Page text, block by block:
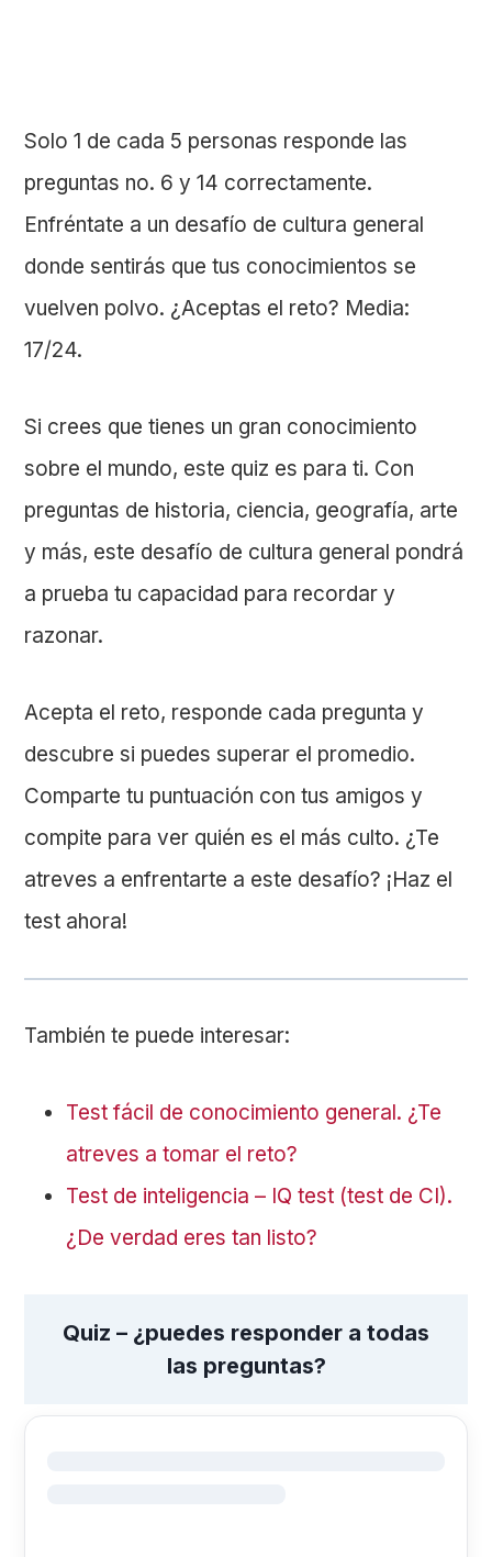
Solo 1 de cada 5 personas responde las
preguntas no. 6 y 14 correctamente.
Enfréntate a un desafío de cultura general
donde sentirás que tus conocimientos se
vuelven polvo. ¿Aceptas el reto? Media:
17/24.
Si crees que tienes un gran conocimiento
sobre el mundo, este quiz es para ti. Con
preguntas de historia, ciencia, geografía, arte
y más, este desafío de cultura general pondrá
a prueba tu capacidad para recordar y
razonar.
Acepta el reto, responde cada pregunta y
descubre si puedes superar el promedio.
Comparte tu puntuación con tus amigos y
compite para ver quién es el más culto. ¿Te
atreves a enfrentarte a este desafío? ¡Haz el
test ahora!
También te puede interesar:
Test fácil de conocimiento general. ¿Te
atreves a tomar el reto?
Test de inteligencia – IQ test (test de CI).
¿De verdad eres tan listo?
Quiz – ¿puedes responder a todas
las preguntas?